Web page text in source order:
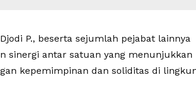
P., beserta sejumlah pejabat lainnya
sinergi antar satuan yang menunjukkan
kepemimpinan dan soliditas di